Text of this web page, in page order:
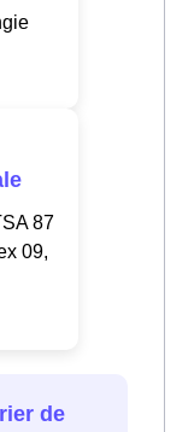
87
09,
de